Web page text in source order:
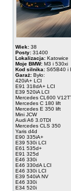
Wiek: 38
Posty: 31400
Lokalizacja: Katowice
Moje BMW: M3 i 530xi
Kod silnika: S65B40 i
Garaż: Było:
420iA+ LCI
E91 318dA+ LCI
E39 520iA LCI
Mercedes CL600
Mercedes C 180 lift
Mercedes E 350 lift
Mini JCW
Audi A6 3.0TDI
Mercedes CLS 350
Yaris d4d
E90 335iA+
E39 530i LCI
E61 535d+
E91 325d
E46 330i
E46 330dA LCI
E46 330i LCI
E39 540iA NV
E46 330i
E34 520i